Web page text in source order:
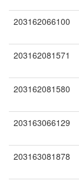
203162066100
203162081571
203162081580
203163066129
203163081878